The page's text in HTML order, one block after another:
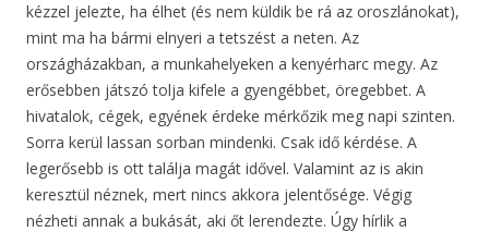
kézzel jelezte, ha élhet (és nem küldik be rá az oroszlánokat),
mint ma ha bármi elnyeri a tetszést a neten. Az
országházakban, a munkahelyeken a kenyérharc megy. Az
erősebben játszó tolja kifele a gyengébbet, öregebbet. A
hivatalok, cégek, egyének érdeke mérkőzik meg napi szinten.
Sorra kerül lassan sorban mindenki. Csak idő kérdése. A
legerősebb is ott találja magát idővel. Valamint az is akin
keresztül néznek, mert nincs akkora jelentősége. Végig
nézheti annak a bukását, aki őt lerendezte. Úgy hírlik a